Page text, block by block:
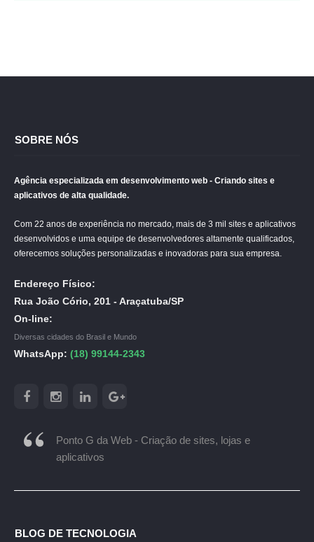
SOBRE NÓS
Agência especializada em desenvolvimento web - Criando sites e
aplicativos de alta qualidade.
Com 22 anos de experiência no mercado, mais de 3 mil sites e aplicativos
desenvolvidos e uma equipe de desenvolvedores altamente qualificados,
oferecemos soluções personalizadas e inovadoras para sua empresa.
Endereço Físico:
Rua João Cório, 201 - Araçatuba/SP
On-line:
Diversas cidades do Brasil e Mundo
WhatsApp: (18) 99144-2343
Ponto G da Web - Criação de sites, lojas e
aplicativos
BLOG DE TECNOLOGIA